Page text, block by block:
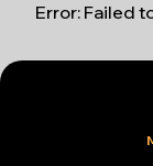
Error: Failed